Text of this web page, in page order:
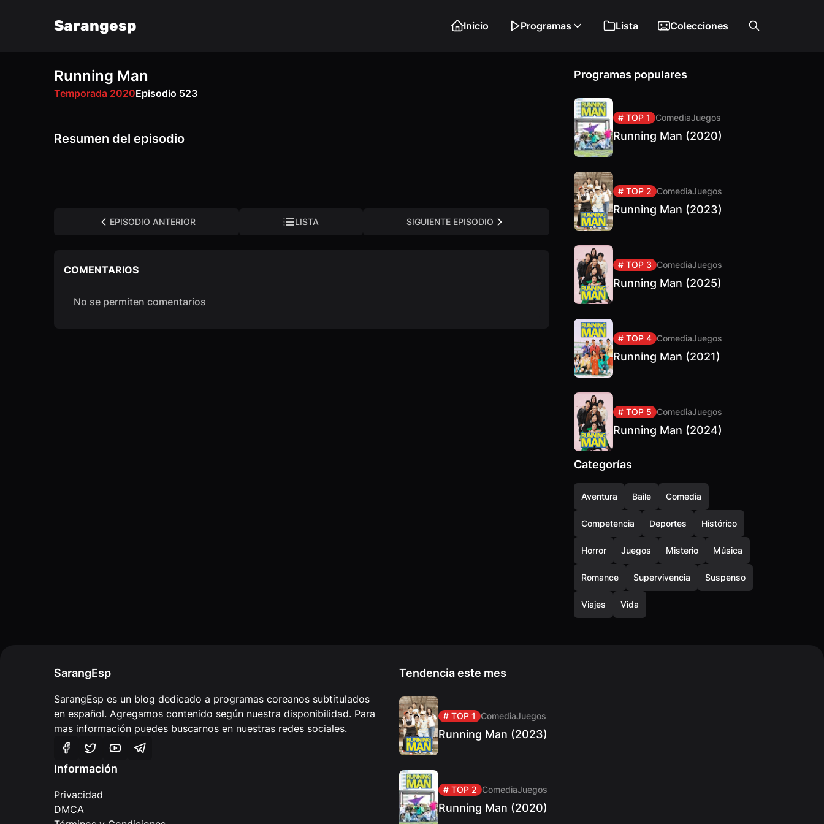
Sarangesp Inicio Programas Lista Colecciones
Running Man
Temporada 2020Episodio 523
OK
Resumen del episodio
EPISODIO ANTERIOR LISTA SIGUIENTE EPISODIO
COMENTARIOS
No se permiten comentarios
Programas populares
# TOP 1 ComediaJuegos
Running Man (2020)
# TOP 2 ComediaJuegos
Running Man (2023)
# TOP 3 ComediaJuegos
Running Man (2025)
# TOP 4 ComediaJuegos
Running Man (2021)
# TOP 5 ComediaJuegos
Running Man (2024)
Categorías
Aventura Baile Comedia
Competencia Deportes Histórico
Horror Juegos Misterio Música
Romance Supervivencia Suspenso
Viajes Vida
SarangEsp
SarangEsp es un blog dedicado a programas coreanos subtitulados
en español. Agregamos contenido según nuestra disponibilidad. Para
mas información puedes buscarnos en nuestras redes sociales.
Información
Privacidad
DMCA
Tendencia este mes
# TOP 1 ComediaJuegos
Running Man (2023)
# TOP 2 ComediaJuegos
Running Man (2020)